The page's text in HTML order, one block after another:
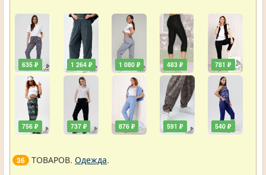
635 ₽
756 ₽
1 264 ₽
737 ₽
1 080 ₽
876 ₽
483 ₽
591 ₽
781 ₽
540 ₽
36 ТОВАРОВ. Одежда.